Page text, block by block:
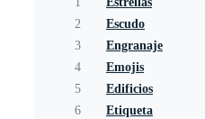
2
Escudo
3
Engranaje
4
Emojis
5
Edificios
6
Etiqueta